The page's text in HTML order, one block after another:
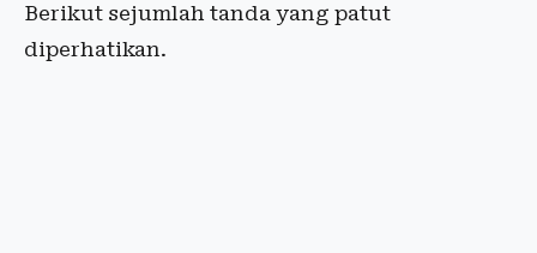
Berikut sejumlah tanda yang patut
diperhatikan.